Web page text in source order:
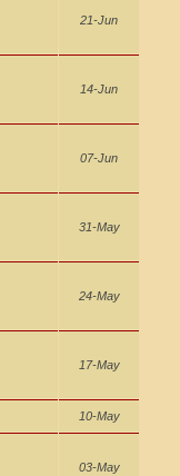
21-Jun
14-Jun
07-Jun
31-May
24-May
17-May
10-May
03-May